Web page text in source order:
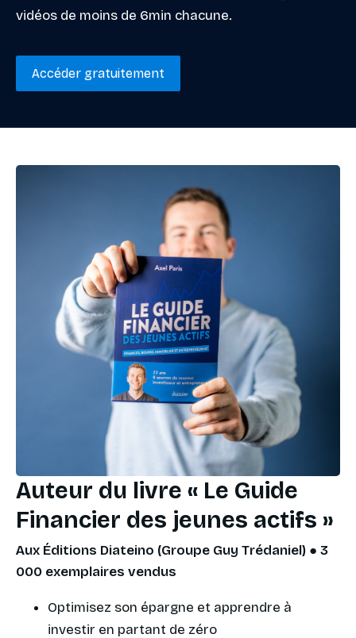
vidéos de moins de 6min chacune.
Accéder gratuitement
Auteur du livre « Le Guide
Financier des jeunes actifs »
Aux Éditions Diateino (Groupe Guy Trédaniel) ● 3
000 exemplaires vendus
Optimisez son épargne et apprendre à
investir en partant de zéro